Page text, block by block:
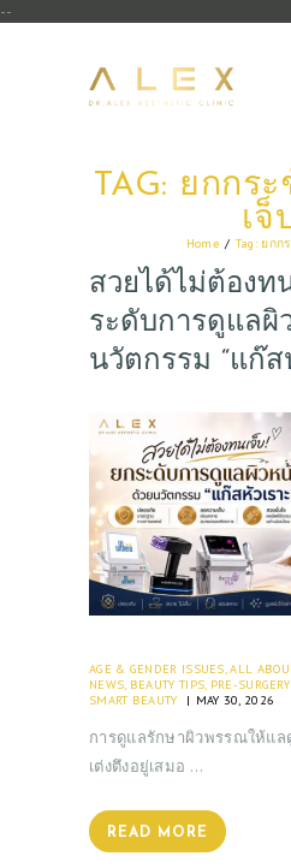
--
TAG: ยกกร
เจ็
Home Tag: ยก
สวยได้ไม่ต้องท
ระดับการดูแลผิ
นวัตกรรม “แก๊ส
AGE & GENDER ISSUES ,ALL
NEWS BEAUTY TIPS PRE-
SMART BEAUTY
MAY 30, 2026
การดูแลรักษาผิวพรรณให้แล
เต่งตึงอยู่เสมอ …
READ MORE